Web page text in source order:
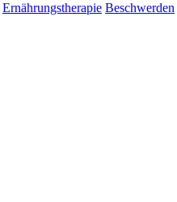
Ernährungstherapie Beschwerden